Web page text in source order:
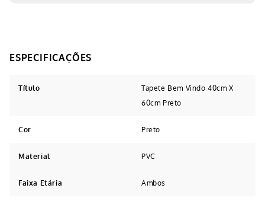
Título
Tapete Bem Vindo 40cm X
60cm Preto
Cor Preto
Material PVC
Faixa Etária Ambos